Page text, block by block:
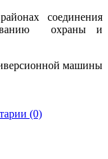
соединения
охраны и
машины
(0)